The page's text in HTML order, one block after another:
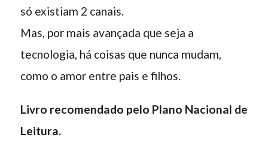
só existiam 2 canais.
Mas, por mais avançada que seja a
tecnologia, há coisas que nunca mudam,
como o amor entre pais e filhos.
Livro recomendado pelo Plano Nacional de
Leitura.